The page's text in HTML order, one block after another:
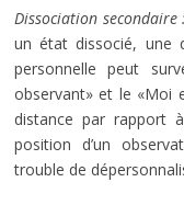
Dissociation secondaire :
un état dissocié, une
personnelle peut
observant» et le «Moi
distance par rapport
position d’un
trouble de